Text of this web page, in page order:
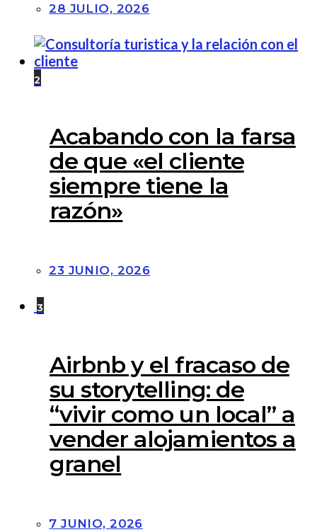
28 JULIO, 2026
2
Acabando con la farsa
de que «el cliente
siempre tiene la
razón»
23 JUNIO, 2026
3
Airbnb y el fracaso de
su storytelling: de
“vivir como un local” a
vender alojamientos a
granel
7 JUNIO, 2026